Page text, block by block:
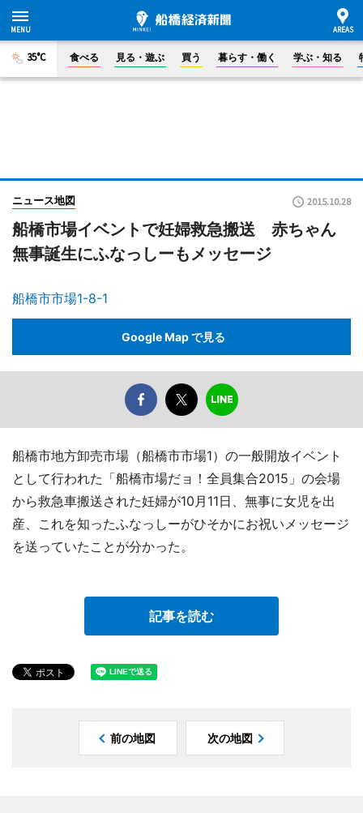
35°C 食べる 見る・遊ぶ 買う 暮らす・働く 学ぶ・知る
ニュース地図 2015.10.28
船橋市場イベントで妊婦救急搬送 赤ちゃん
無事誕生にふなっしーもメッセージ
船橋市市場1-8-1
Google Map で見る
船橋市地方卸売市場（船橋市市場1）の一般開放イベント
として行われた「船橋市場だョ！全員集合2015」の会場
から救急車搬送された妊婦が10月11日、無事に女児を出
産、これを知ったふなっしーがひそかにお祝いメッセージ
を送っていたことが分かった。
記事を読む
前の地図 次の地図